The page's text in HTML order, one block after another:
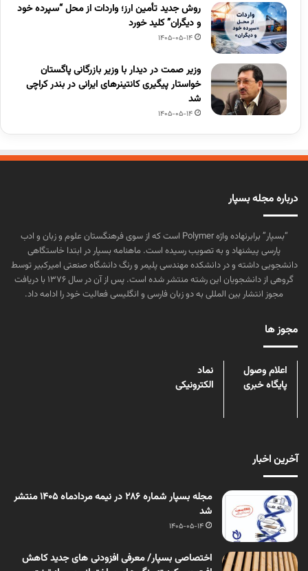
روش جدید تأمین ارز؛ واردات از محل “سپرده خود
و دیگران” کلید خورد
1405-05-14
وزیر صمت در دیدار با وزیر بازرگانی پاگستان
خواستار پیگیری کانتینرهای ایرانی در بندر کراچی
شد
1405-05-14
درباره مجله بسپار
“بسپار” برابرنهاده واژه Polymer است که از سوی فرهنگستان علوم و زبان و ادب
پارسی پیشنهاد و به تصویب رسیده است. ماهنامه بسپار در ابتدا خاستگاهی
دانشجویی داشته و در دانشکده مهندسی پلیمر و رنگ دانشگاه صنعتی امیرکبیر توسط
گروهی از دانشجویان این رشته منتشر شده است. پس از آن در سال ۱۳۷۶ با دریافت
مجوز انتشار بین المللی به دو زبان فارسی و انگلیسی فعالیت خود را ادامه داد.
مجوز ها
اعلام وصول
پایگاه خبری
نماد
الکترونیکی
آخرین اخبار
مجله بسپار شماره 286 در نیمه مردادماه 1405 منتشر
شد
1405-05-14
اختصاصی بسپار/ معرفی افزودنی های جدید کاهش